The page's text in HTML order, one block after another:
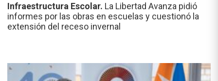
Infraestructura Escolar. La Libertad Avanza pidió
informes por las obras en escuelas y cuestionó la
extensión del receso invernal